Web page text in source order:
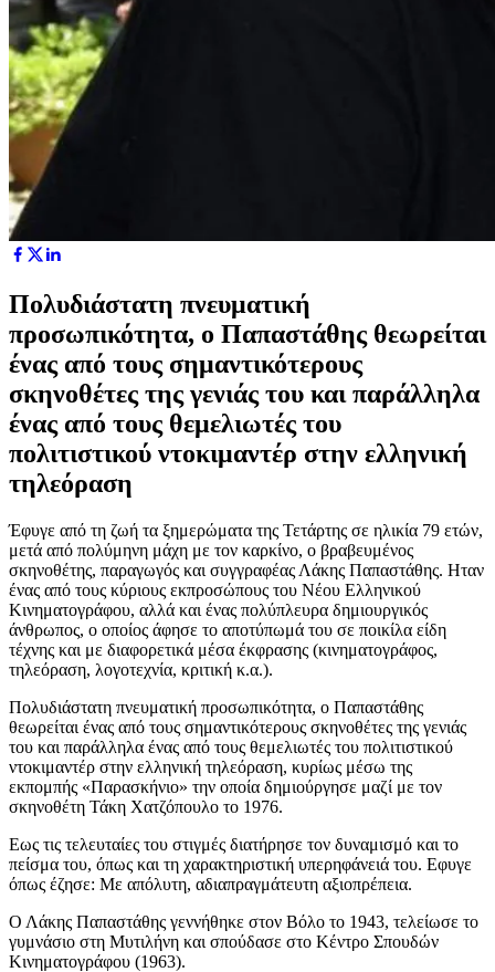
Πολυδιάστατη πνευματική
προσωπικότητα, ο Παπαστάθης θεωρείται
ένας από τους σημαντικότερους
σκηνοθέτες της γενιάς του και παράλληλα
ένας από τους θεμελιωτές του
πολιτιστικού ντοκιμαντέρ στην ελληνική
τηλεόραση
Έφυγε από τη ζωή τα ξημερώματα της Τετάρτης σε ηλικία 79 ετών,
μετά από πολύμηνη μάχη με τον καρκίνο, ο βραβευμένος
σκηνοθέτης, παραγωγός και συγγραφέας Λάκης Παπαστάθης. Ηταν
ένας από τους κύριους εκπροσώπους του Νέου Ελληνικού
Κινηματογράφου, αλλά και ένας πολύπλευρα δημιουργικός
άνθρωπος, ο οποίος άφησε το αποτύπωμά του σε ποικίλα είδη
τέχνης και με διαφορετικά μέσα έκφρασης (κινηματογράφος,
τηλεόραση, λογοτεχνία, κριτική κ.α.).
Πολυδιάστατη πνευματική προσωπικότητα, ο Παπαστάθης
θεωρείται ένας από τους σημαντικότερους σκηνοθέτες της γενιάς
του και παράλληλα ένας από τους θεμελιωτές του πολιτιστικού
ντοκιμαντέρ στην ελληνική τηλεόραση, κυρίως μέσω της
εκπομπής «Παρασκήνιο» την οποία δημιούργησε μαζί με τον
σκηνοθέτη Τάκη Χατζόπουλο το 1976.
Εως τις τελευταίες του στιγμές διατήρησε τον δυναμισμό και το
πείσμα του, όπως και τη χαρακτηριστική υπερηφάνειά του. Εφυγε
όπως έζησε: Με απόλυτη, αδιαπραγμάτευτη αξιοπρέπεια.
Ο Λάκης Παπαστάθης γεννήθηκε στον Βόλο το 1943, τελείωσε το
γυμνάσιο στη Μυτιλήνη και σπούδασε στο Κέντρο Σπουδών
Κινηματογράφου (1963).